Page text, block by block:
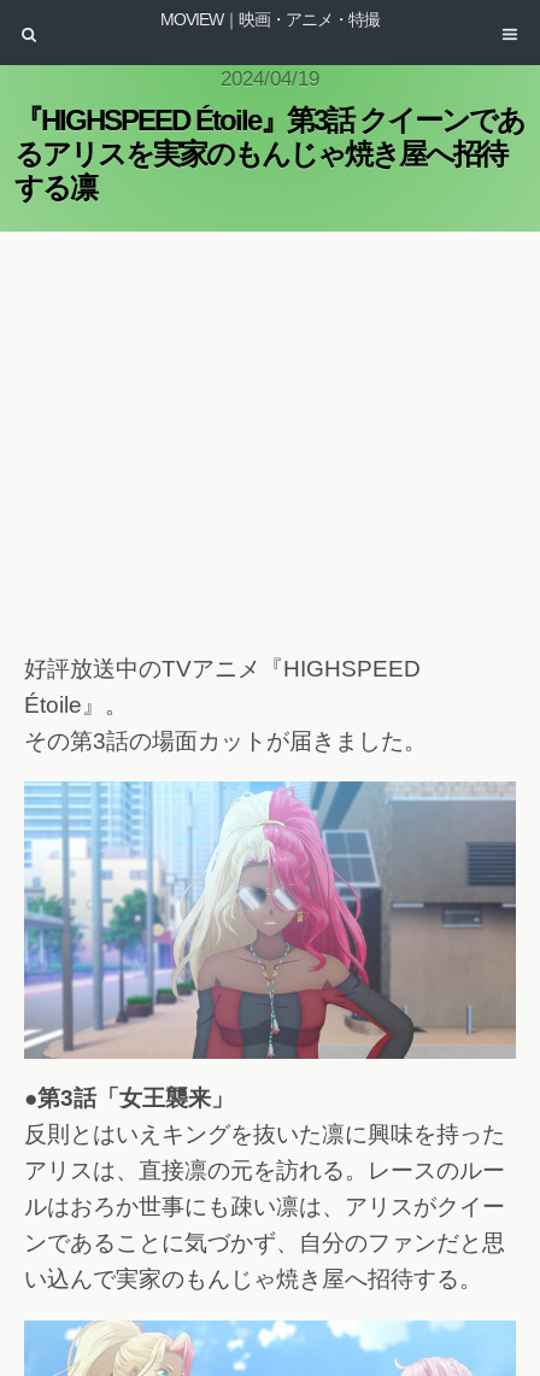
MOVIEW｜映画・アニメ・特撮
2024/04/19
『HIGHSPEED Étoile』第3話 クイーンであ
るアリスを実家のもんじゃ焼き屋へ招待
する凛
好評放送中のTVアニメ『HIGHSPEED
Étoile』。
その第3話の場面カットが届きました。
●第3話「女王襲来」
反則とはいえキングを抜いた凛に興味を持った
アリスは、直接凛の元を訪れる。レースのルー
ルはおろか世事にも疎い凛は、アリスがクイー
ンであることに気づかず、自分のファンだと思
い込んで実家のもんじゃ焼き屋へ招待する。